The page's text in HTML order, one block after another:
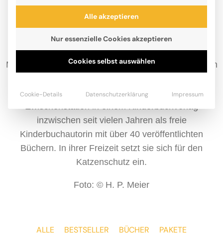
Michaela Hanauer tauschte nach ihrem Jura-Studium
Geschichten ein und arbeitet nach einer
Zwischenstation in einem Kinderbuchverlag
inzwischen seit vielen Jahren als freie
Kinderbuchautorin mit über 40 veröffentlichten
Büchern. In ihrer Freizeit setzt sie sich für den
Katzenschutz ein.
Foto: © H. P. Meier
ALLE BESTSELLER BÜCHER
PAKETE
Alle akzeptieren
Nur essenzielle Cookies akzeptieren
Cookies selbst auswählen
Cookie-Details Datenschutzerklärung Impressum